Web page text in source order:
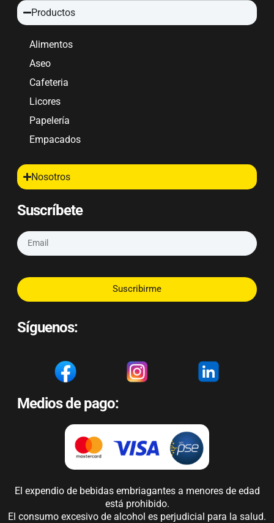
Productos
Alimentos
Aseo
Cafeteria
Licores
Papelería
Empacados
Nosotros
Suscríbete
Suscribirme
Síguenos:
Medios de pago:
El expendio de bebidas embriagantes a menores de edad
está prohibido.
El consumo excesivo de alcohol es perjudicial para la salud.